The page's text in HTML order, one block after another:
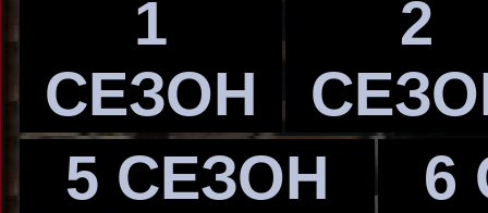
1
СЕЗОН
2
5 СЕЗОН
6